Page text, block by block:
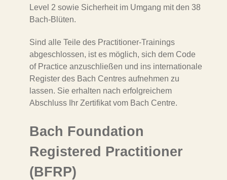
Level 2 sowie Sicherheit im Umgang mit den 38
Bach-Blüten.
Sind alle Teile des Practitioner-Trainings
abgeschlossen, ist es möglich, sich dem Code
of Practice anzuschließen und ins internationale
Register des Bach Centres aufnehmen zu
lassen. Sie erhalten nach erfolgreichem
Abschluss Ihr Zertifikat vom Bach Centre.
Bach Foundation
Registered Practitioner
(BFRP)